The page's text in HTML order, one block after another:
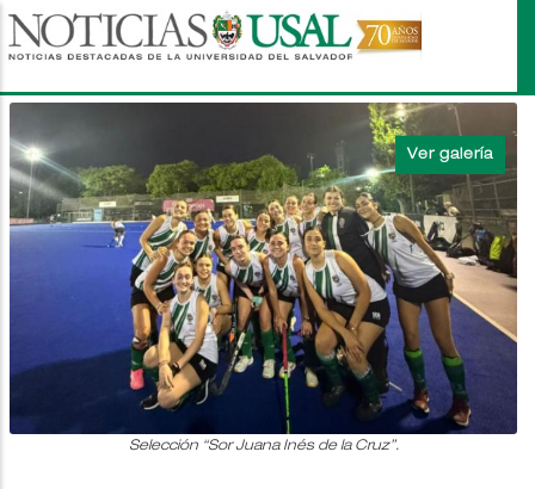
Pasar
al
principal
Selección “Sor Juana Inés de la Cruz”.